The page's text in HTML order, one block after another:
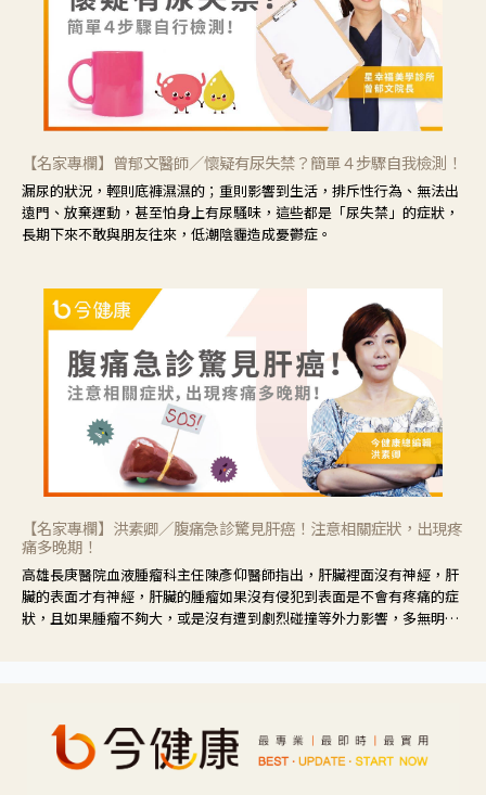
【名家專欄】曾郁文醫師／懷疑有尿失禁？簡單４步驟自我檢測！
漏尿的狀況，輕則底褲濕濕的；重則影響到生活，排斥性行為、無法出
遠門、放棄運動，甚至怕身上有尿騷味，這些都是「尿失禁」的症狀，
長期下來不敢與朋友往來，低潮陰霾造成憂鬱症。
【名家專欄】洪素卿／腹痛急診驚見肝癌！注意相關症狀，出現疼
痛多晚期！
高雄長庚醫院血液腫瘤科主任陳彥仰醫師指出，肝臟裡面沒有神經，肝
臟的表面才有神經，肝臟的腫瘤如果沒有侵犯到表面是不會有疼痛的症
狀，且如果腫瘤不夠大，或是沒有遭到劇烈碰撞等外力影響，多無明顯